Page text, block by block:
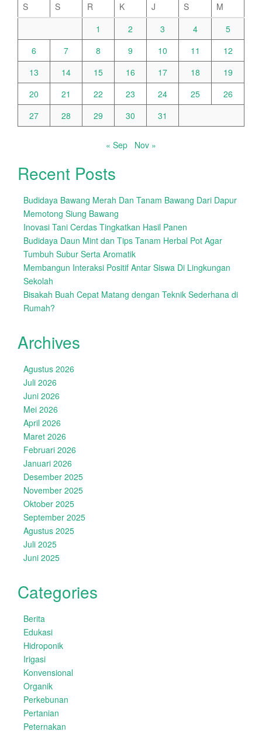
S
S R K J S
M
1
2 3 4
5
6
7 8 9 10 11
12
13
14 15 16 17 18
19
20
21 22 23 24 25
26
27
28 29 30 31
« Sep Nov »
Recent Posts
Budidaya Bawang Merah Dan Tanam Bawang Dari Dapur
Memotong Siung Bawang
Inovasi Tani Cerdas Tingkatkan Hasil Panen
Budidaya Daun Mint dan Tips Tanam Herbal Pot Agar
Tumbuh Subur Serta Aromatik
Membangun Interaksi Positif Antar Siswa Di Lingkungan
Sekolah
Bisakah Buah Cepat Matang dengan Teknik Sederhana di
Rumah?
Archives
Agustus 2026
Juli 2026
Juni 2026
Mei 2026
April 2026
Maret 2026
Februari 2026
Januari 2026
Desember 2025
November 2025
Oktober 2025
September 2025
Agustus 2025
Juli 2025
Juni 2025
Categories
Berita
Edukasi
Hidroponik
Irigasi
Konvensional
Organik
Perkebunan
Pertanian
Peternakan